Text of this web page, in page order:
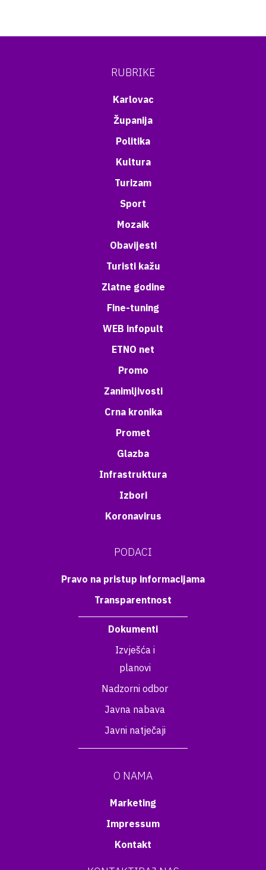
RUBRIKE
Karlovac
Županija
Politika
Kultura
Turizam
Sport
Mozaik
Obavijesti
Turisti kažu
Zlatne godine
Fine-tuning
WEB infopult
ETNO net
Promo
Zanimljivosti
Crna kronika
Promet
Glazba
Infrastruktura
Izbori
Koronavirus
PODACI
Pravo na pristup informacijama
Transparentnost
Dokumenti
Izvješća i
planovi
Nadzorni odbor
Javna nabava
Javni natječaji
O NAMA
Marketing
Impressum
Kontakt